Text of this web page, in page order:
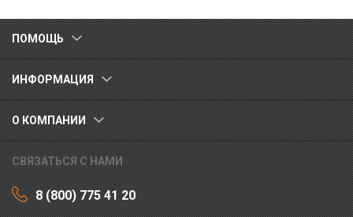
ПОМОЩЬ
ИНФОРМАЦИЯ
О КОМПАНИИ
СВЯЗАТЬСЯ С НАМИ
8 (800) 775 41 20